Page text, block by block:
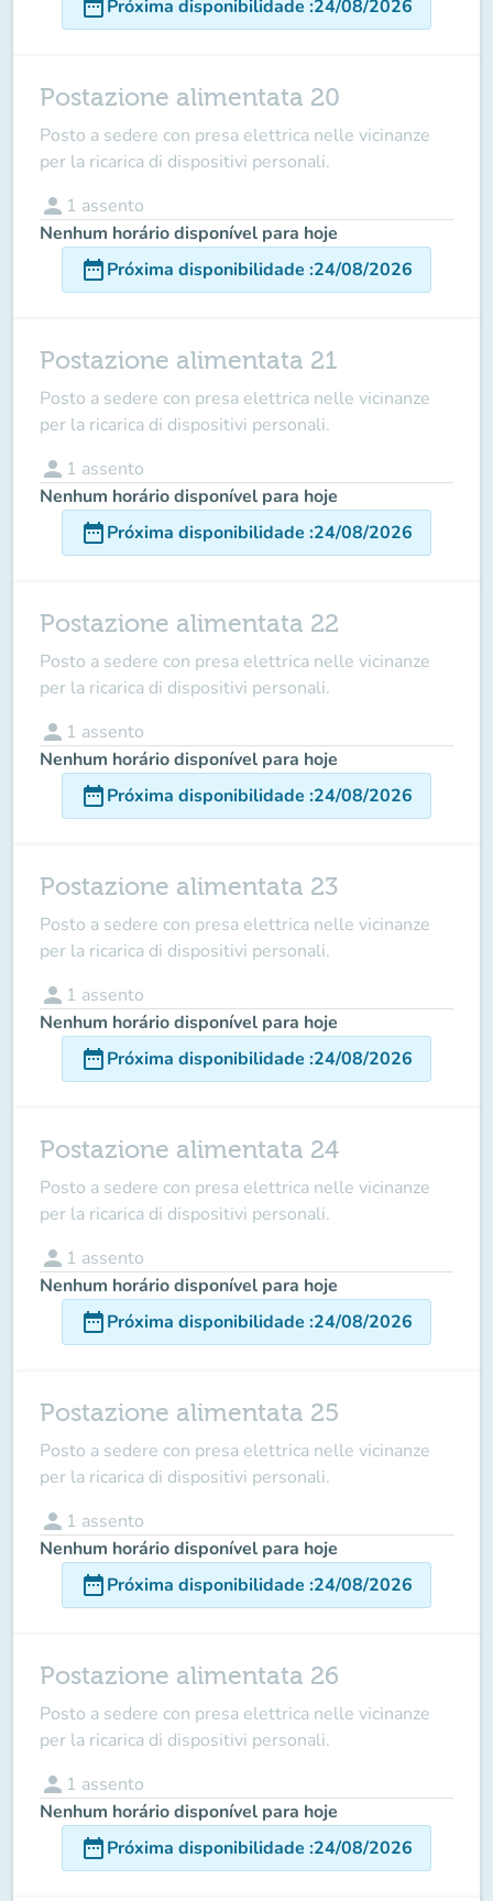
date_range Próxima disponibilidade :24/08/2026
Postazione alimentata 20
Posto a sedere con presa elettrica nelle vicinanze
per la ricarica di dispositivi personali.
person 1 assento
Nenhum horário disponível para hoje
date_rangePróxima disponibilidade :24/08/2026
Postazione alimentata 21
Posto a sedere con presa elettrica nelle vicinanze
per la ricarica di dispositivi personali.
person 1 assento
Nenhum horário disponível para hoje
date_rangePróxima disponibilidade :24/08/2026
Postazione alimentata 22
Posto a sedere con presa elettrica nelle vicinanze
per la ricarica di dispositivi personali.
person 1 assento
Nenhum horário disponível para hoje
date_rangePróxima disponibilidade :24/08/2026
Postazione alimentata 23
Posto a sedere con presa elettrica nelle vicinanze
per la ricarica di dispositivi personali.
person 1 assento
Nenhum horário disponível para hoje
date_rangePróxima disponibilidade :24/08/2026
Postazione alimentata 24
Posto a sedere con presa elettrica nelle vicinanze
per la ricarica di dispositivi personali.
person 1 assento
Nenhum horário disponível para hoje
date_rangePróxima disponibilidade :24/08/2026
Postazione alimentata 25
Posto a sedere con presa elettrica nelle vicinanze
per la ricarica di dispositivi personali.
person 1 assento
Nenhum horário disponível para hoje
date_rangePróxima disponibilidade :24/08/2026
Postazione alimentata 26
Posto a sedere con presa elettrica nelle vicinanze
per la ricarica di dispositivi personali.
person 1 assento
Nenhum horário disponível para hoje
date_rangePróxima disponibilidade :24/08/2026